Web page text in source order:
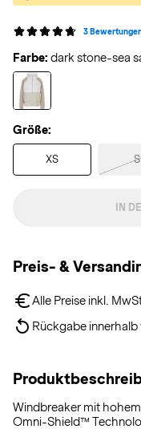
3
Farbe: dark stone-sea
Größe:
XS S
IN
Preis- &
Alle Preise inkl.
Rückgabe
Windbreaker mit
Omni-Shield™